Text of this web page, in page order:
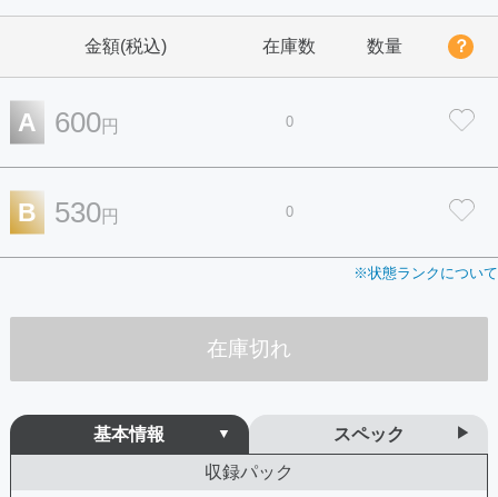
金額(税込) 在庫数 数量 ？
A 600円 0
B 530円 0
※状態ランクについて
在庫切れ
基本情報
スペック
収録パック